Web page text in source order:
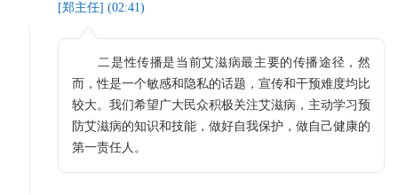
[郑主任] (02:41)
二是性传播是当前艾滋病最主要的传播途径，然
而，性是一个敏感和隐私的话题，宣传和干预难度均比
较大。我们希望广大民众积极关注艾滋病，主动学习预
防艾滋病的知识和技能，做好自我保护，做自己健康的
第一责任人。